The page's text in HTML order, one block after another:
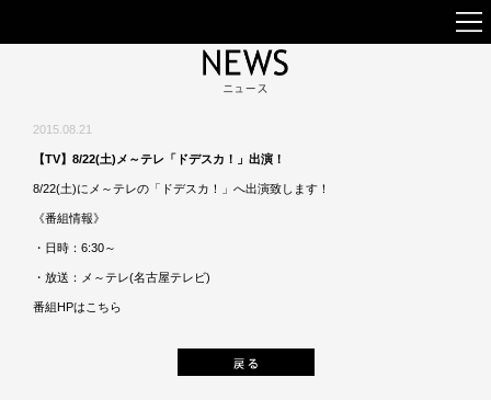
2015.08.21
【TV】8/22(土)メ～テレ「ドデスカ！」出演！
8/22(土)にメ～テレの「ドデスカ！」へ出演致します！
《番組情報》
・日時：6:30～
・放送：メ～テレ(名古屋テレビ)
番組HPは こちら